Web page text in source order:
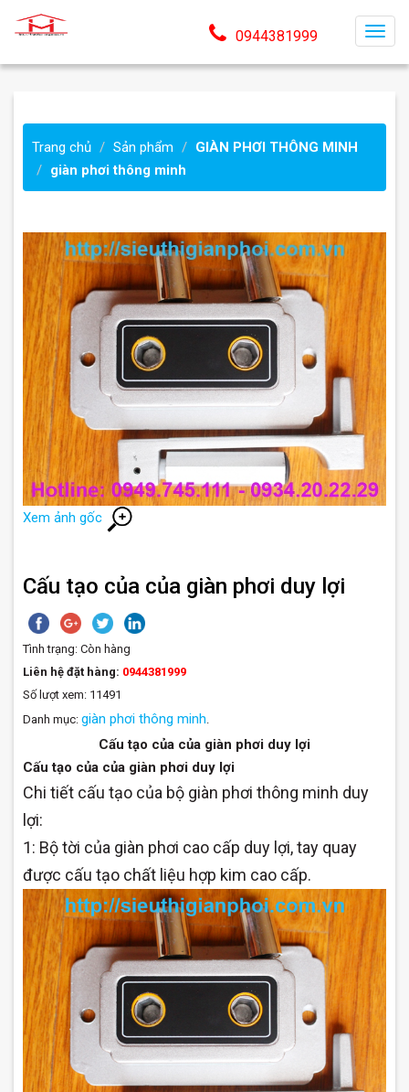
T
l
a
i
g
t
i
o
n
0944381999
Trang chủ Sản phẩm
GIÀN PHƠI THÔNG MINH
giàn phơi thông minh
Xem ảnh gốc
Cấu tạo của của giàn phơi duy lợi
Tình trạng: Còn hàng
Liên hệ đặt hàng: 0944381999
Số lượt xem: 11491
Danh mục: giàn phơi thông minh
Cấu tạo của của giàn phơi duy lợi
Cấu tạo của của giàn phơi duy lợi
Chi tiết cấu tạo của bộ giàn phơi thông minh duy
lợi:
1: Bộ tời của giàn phơi cao cấp duy lợi, tay quay
được cấu tạo chất liệu hợp kim cao cấp.